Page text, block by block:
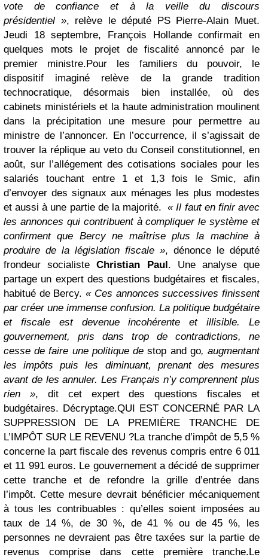
vote de confiance et à la veille du discours
présidentiel », relève le député PS Pierre-Alain Muet.
Jeudi 18 septembre, François Hollande confirmait en
quelques mots le projet de fiscalité annoncé par le
premier ministre.Pour les familiers du pouvoir, le
dispositif imaginé relève de la grande tradition
technocratique, désormais bien installée, où des
cabinets ministériels et la haute administration moulinent
dans la précipitation une mesure pour permettre au
ministre de l’annoncer. En l’occurrence, il s’agissait de
trouver la réplique au veto du Conseil constitutionnel, en
août, sur l’allégement des cotisations sociales pour les
salariés touchant entre 1 et 1,3 fois le Smic, afin
d’envoyer des signaux aux ménages les plus modestes
et aussi à une partie de la majorité. « Il faut en finir avec
les annonces qui contribuent à compliquer le système et
confirment que Bercy ne maîtrise plus la machine à
produire de la législation fiscale », dénonce le député
frondeur socialisteChristian Paul. Une analyse que
partage un expert des questions budgétaires et fiscales,
habitué de Bercy.« Ces annonces successives finissent
par créer une immense confusion. La politique budgétaire
et fiscale est devenue incohérente et illisible. Le
gouvernement, pris dans trop de contradictions, ne
cesse de faire une politique destop and go, augmentant
les impôts puis les diminuant, prenant des mesures
avant de les annuler. Les Français n’y comprennent plus
rien », dit cet expert des questions fiscales et
budgétaires. Décryptage.QUI EST CONCERNÉ PAR LA
SUPPRESSION DE LA PREMIÈRE TRANCHE DE
L’IMPÔT SUR LE REVENU ?La tranche d’impôt de 5,5 %
concerne la part fiscale des revenus compris entre 6 011
et 11 991 euros. Le gouvernement a décidé de supprimer
cette tranche et de refondre la grille d’entrée dans
l’impôt. Cette mesure devrait bénéficier mécaniquement
à tous les contribuables : qu’elles soient imposées au
taux de 14 %, de 30 %, de 41 % ou de 45 %, les
personnes ne devraient pas être taxées sur la partie de
revenus comprise dans cette première tranche.Le